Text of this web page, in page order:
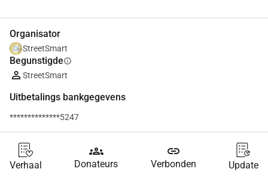
Organisator
StreetSmart
Begunstigdeinfo
StreetSmart
Uitbetalings bankgegevens
**************5247
Verhaal
groups
Donateurs
link
Verbonden Update